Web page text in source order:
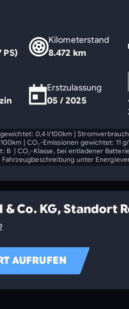
PS)
Kilometerstand
8.472 km
Erstzulassung
05 / 2025
0,4 l/100km |Stromverbrauch
|CO₂-Emissionen gewichtet: 11
B | CO₂-Klasse, bei entladener
unter
& Co. KG, Standort
AUFRUFEN